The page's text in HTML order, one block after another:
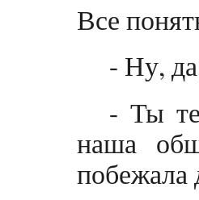
Все
- Ну,
- Ты
наша
побежала